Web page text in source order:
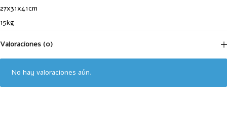
27x31x41cm
15kg
Valoraciones (0)
No hay valoraciones aún.